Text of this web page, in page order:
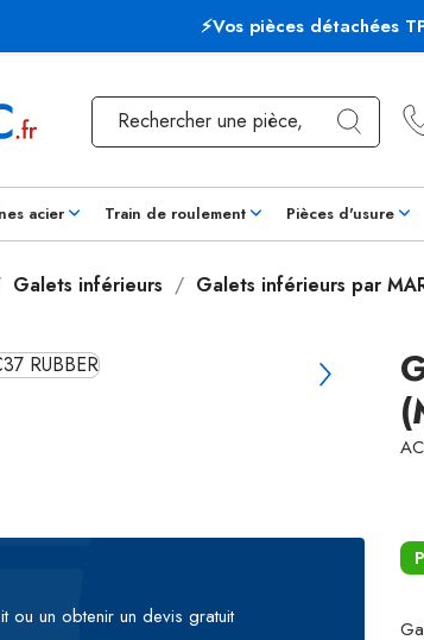
⚡Vos pièces détachées
acier Train de roulement Pièces d'usure
Galets inférieurs Galets inférieurs par
ou un obtenir un devis gratuit